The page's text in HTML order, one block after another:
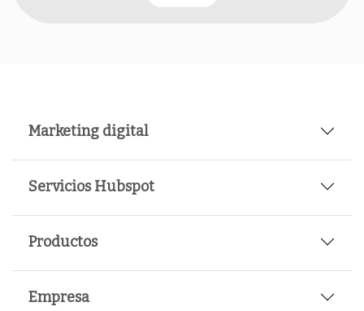
Marketing digital
Servicios Hubspot
Productos
Empresa